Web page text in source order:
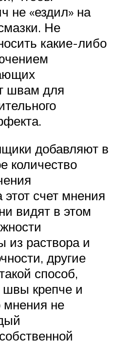
не «ездил» на
Не
какие-либо
швам для
добавляют в
количество
счет мнения
видят в этом
из раствора и
другие
способ,
швы крепче и
мнения не